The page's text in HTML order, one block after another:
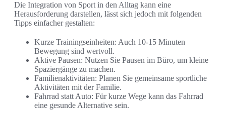
Die Integration von Sport in den Alltag kann eine
Herausforderung darstellen, lässt sich jedoch mit folgenden
Tipps einfacher gestalten:
Kurze Trainingseinheiten: Auch 10-15 Minuten
Bewegung sind wertvoll.
Aktive Pausen: Nutzen Sie Pausen im Büro, um kleine
Spaziergänge zu machen.
Familienaktivitäten: Planen Sie gemeinsame sportliche
Aktivitäten mit der Familie.
Fahrrad statt Auto: Für kurze Wege kann das Fahrrad
eine gesunde Alternative sein.